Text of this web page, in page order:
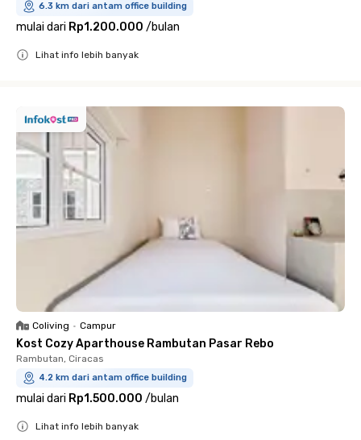
6.3 km dari antam office building
mulai dari Rp1.200.000 /bulan
Lihat info lebih banyak
Coliving • Campur
Kost Cozy Aparthouse Rambutan Pasar Rebo
Rambutan, Ciracas
4.2 km dari antam office building
mulai dari Rp1.500.000 /bulan
Lihat info lebih banyak